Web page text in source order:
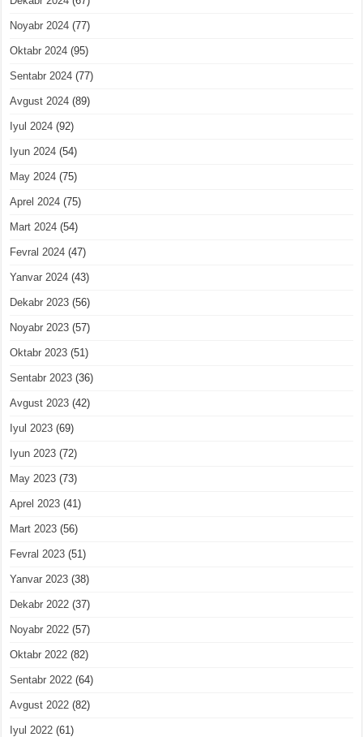
Noyabr 2024 (77)
Oktabr 2024 (95)
Sentabr 2024 (77)
Avgust 2024 (89)
Iyul 2024 (92)
Iyun 2024 (54)
May 2024 (75)
Aprel 2024 (75)
Mart 2024 (54)
Fevral 2024 (47)
Yanvar 2024 (43)
Dekabr 2023 (56)
Noyabr 2023 (57)
Oktabr 2023 (51)
Sentabr 2023 (36)
Avgust 2023 (42)
Iyul 2023 (69)
Iyun 2023 (72)
May 2023 (73)
Aprel 2023 (41)
Mart 2023 (56)
Fevral 2023 (51)
Yanvar 2023 (38)
Dekabr 2022 (37)
Noyabr 2022 (57)
Oktabr 2022 (82)
Sentabr 2022 (64)
Avgust 2022 (82)
Iyul 2022 (61)